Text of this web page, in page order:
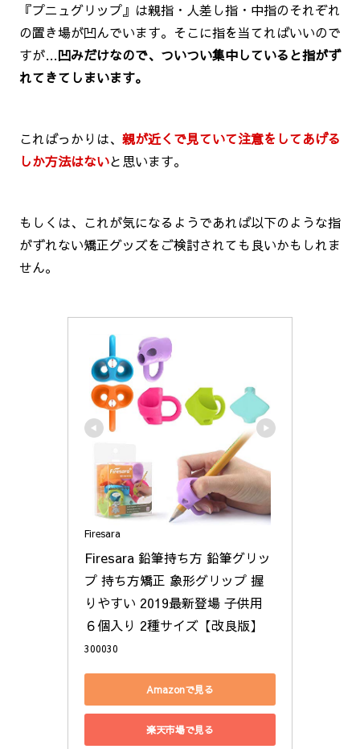
『プニュグリップ』は親指・人差し指・中指のそれぞれ
の置き場が凹んでいます。そこに指を当てればいいので
すが…凹みだけなので、ついつい集中していると指がず
れてきてしまいます。
こればっかりは、 親が近くで見ていて注意をしてあげる
しか方法はないと思います。
もしくは、これが気になるようであれば以下のような指
がずれない矯正グッズをご検討されても良いかもしれま
せん。
Firesara
Firesara 鉛筆持ち方 鉛筆グリッ
プ 持ち方矯正 象形グリップ 握
りやすい 2019最新登場 子供用
６個入り 2種サイズ【改良版】
300030
Amazonで見る
楽天市場で見る